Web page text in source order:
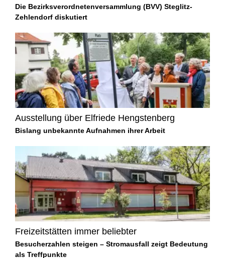
Die Bezirksverordnetenversammlung (BVV) Steglitz-
Zehlendorf diskutiert
Ausstellung über Elfriede Hengstenberg
Bislang unbekannte Aufnahmen ihrer Arbeit
Freizeitstätten immer beliebter
Besucherzahlen steigen – Stromausfall zeigt Bedeutung
als Treffpunkte